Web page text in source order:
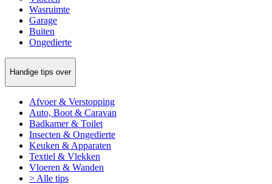
Wasruimte
Garage
Buiten
Ongedierte
Handige tips over
Afvoer & Verstopping
Auto, Boot & Caravan
Badkamer & Toilet
Insecten & Ongedierte
Keuken & Apparaten
Textiel & Vlekken
Vloeren & Wanden
> Alle tips